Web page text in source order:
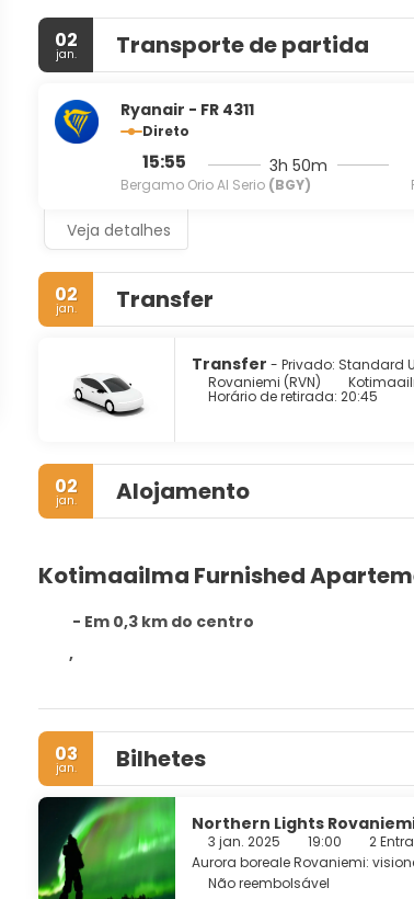
02
jan. Transporte de partida
Ryanair - FR 4311
Direto
15:55
Bergamo Orio Al Serio (BGY)
3h 50m
Veja detalhes
02
jan. Transfer
Transfer - Privado: Standard
Rovaniemi (RVN)
Horário de retirada: 20:45
02
jan. Alojamento
Kotimaailma Furnished
- Em 0,3 km do centro
,
03
jan. Bilhetes
Northern Lights
3 jan. 2025 19:00 2
Aurora boreale Rovaniemi:
Não reembolsável